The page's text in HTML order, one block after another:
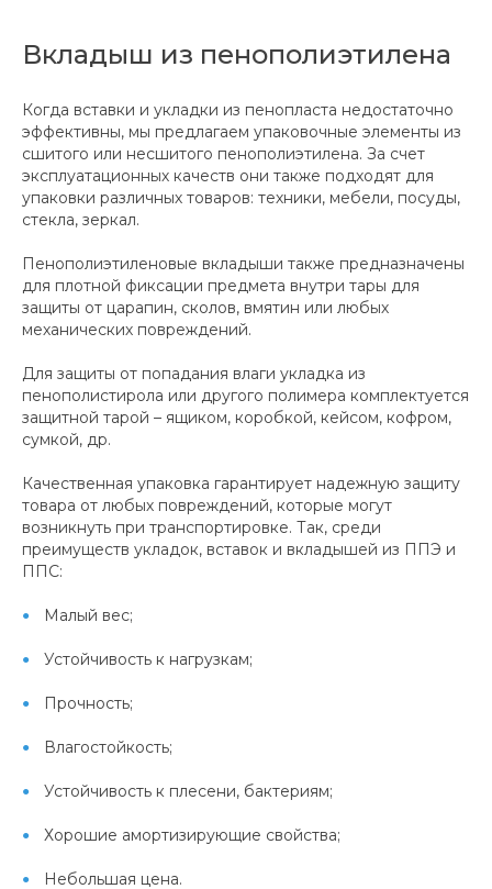
Вкладыш из пенополиэтилена
Когда вставки и укладки из пенопласта недостаточно
эффективны, мы предлагаем упаковочные элементы из
сшитого или несшитого пенополиэтилена. За счет
эксплуатационных качеств они также подходят для
упаковки различных товаров: техники, мебели, посуды,
стекла, зеркал.
Пенополиэтиленовые вкладыши также предназначены
для плотной фиксации предмета внутри тары для
защиты от царапин, сколов, вмятин или любых
механических повреждений.
Для защиты от попадания влаги укладка из
пенополистирола или другого полимера комплектуется
защитной тарой – ящиком, коробкой, кейсом, кофром,
сумкой, др.
Качественная упаковка гарантирует надежную защиту
товара от любых повреждений, которые могут
возникнуть при транспортировке. Так, среди
преимуществ укладок, вставок и вкладышей из ППЭ и
ППС:
Малый вес;
Устойчивость к нагрузкам;
Прочность;
Влагостойкость;
Устойчивость к плесени, бактериям;
Хорошие амортизирующие свойства;
Небольшая цена.